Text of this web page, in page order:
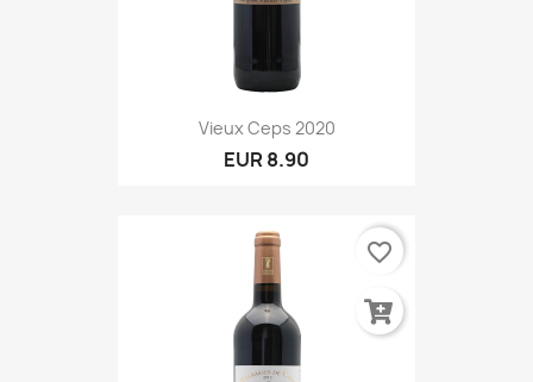
Vieux Ceps 2020
EUR 8.90
favorite_border